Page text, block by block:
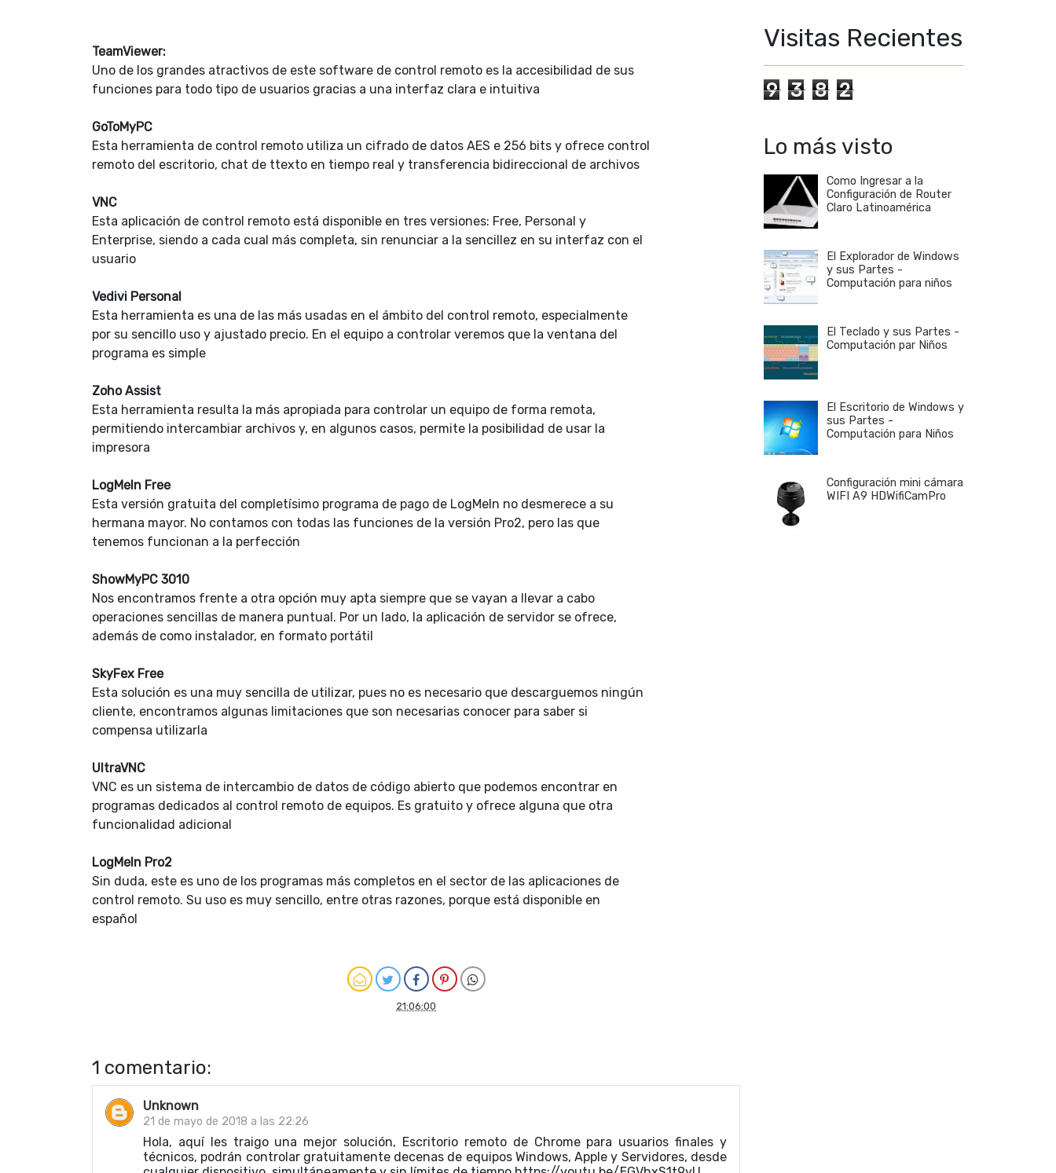
TeamViewer:
Uno de los grandes atractivos de este software de control remoto es la accesibilidad de sus
funciones para todo tipo de usuarios gracias a una interfaz clara e intuitiva
GoToMyPC
Esta herramienta de control remoto utiliza un cifrado de datos AES e 256 bits y ofrece control
remoto del escritorio, chat de ttexto en tiempo real y transferencia bidireccional de archivos
VNC
Esta aplicación de control remoto está disponible en tres versiones: Free, Personal y
Enterprise, siendo a cada cual más completa, sin renunciar a la sencillez en su interfaz con el
usuario
Vedivi Personal
Esta herramienta es una de las más usadas en el ámbito del control remoto, especialmente
por su sencillo uso y ajustado precio. En el equipo a controlar veremos que la ventana del
programa es simple
Zoho Assist
Esta herramienta resulta la más apropiada para controlar un equipo de forma remota,
permitiendo intercambiar archivos y, en algunos casos, permite la posibilidad de usar la
impresora
LogMeIn Free
Esta versión gratuita del completísimo programa de pago de LogMeIn no desmerece a su
hermana mayor. No contamos con todas las funciones de la versión Pro2, pero las que
tenemos funcionan a la perfección
ShowMyPC 3010
Nos encontramos frente a otra opción muy apta siempre que se vayan a llevar a cabo
operaciones sencillas de manera puntual. Por un lado, la aplicación de servidor se ofrece,
además de como instalador, en formato portátil
SkyFex Free
Esta solución es una muy sencilla de utilizar, pues no es necesario que descarguemos ningún
cliente, encontramos algunas limitaciones que son necesarias conocer para saber si
compensa utilizarla
UltraVNC
VNC es un sistema de intercambio de datos de código abierto que podemos encontrar en
programas dedicados al control remoto de equipos. Es gratuito y ofrece alguna que otra
funcionalidad adicional
LogMeIn Pro2
Sin duda, este es uno de los programas más completos en el sector de las aplicaciones de
control remoto. Su uso es muy sencillo, entre otras razones, porque está disponible en
español
21:06:00
1 comentario:
Unknown
21 de mayo de 2018 a las 22:26
Hola, aquí les traigo una mejor solución, Escritorio remoto de Chrome para usuarios finales y
técnicos, podrán controlar gratuitamente decenas de equipos Windows, Apple y Servidores, desde
Visitas Recientes
9 3 8 2
Lo más visto
Como Ingresar a la
Configuración de Router
Claro Latinoamérica
El Explorador de Windows
y sus Partes -
Computación para niños
El Teclado y sus Partes -
Computación par Niños
El Escritorio de Windows y
sus Partes -
Computación para Niños
Configuración mini cámara
WIFI A9 HDWifiCamPro